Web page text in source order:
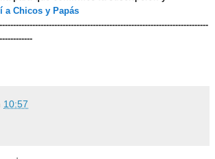
a Chicos y Papás
10:57